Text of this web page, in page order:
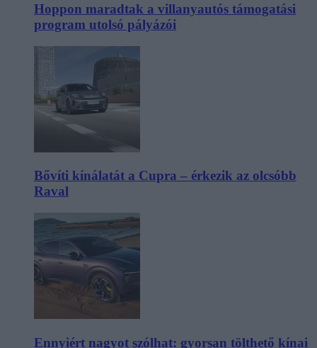
Hoppon maradtak a villanyautós támogatási
program utolsó pályázói
Bővíti kínálatát a Cupra – érkezik az olcsóbb
Raval
Ennyiért nagyot szólhat: gyorsan tölthető kínai